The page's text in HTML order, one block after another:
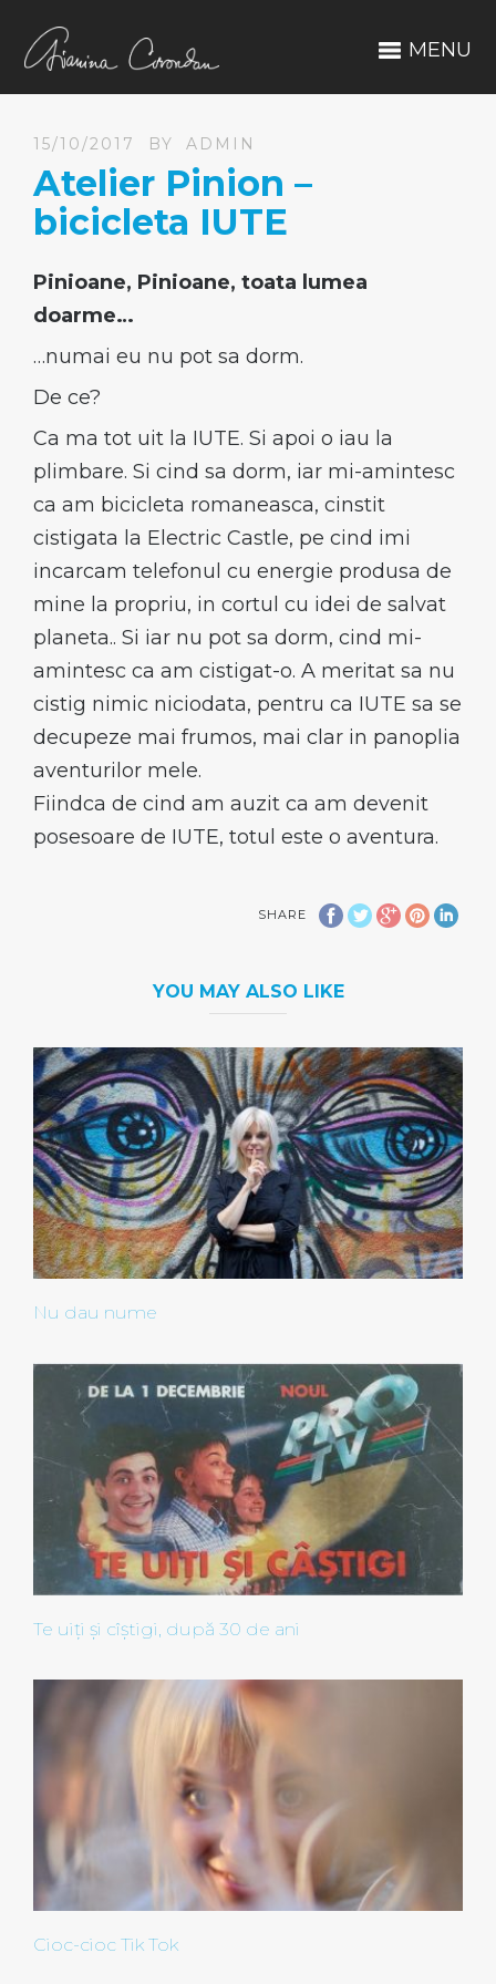
MENU
15/10/2017 BY ADMIN
Atelier Pinion –
bicicleta IUTE
Pinioane, Pinioane, toata lumea
doarme…
…numai eu nu pot sa dorm.
De ce?
Ca ma tot uit la IUTE. Si apoi o iau la
plimbare. Si cind sa dorm, iar mi-amintesc
ca am bicicleta romaneasca, cinstit
cistigata la Electric Castle, pe cind imi
incarcam telefonul cu energie produsa de
mine la propriu, in cortul cu idei de salvat
planeta.. Si iar nu pot sa dorm, cind mi-
amintesc ca am cistigat-o. A meritat sa nu
cistig nimic niciodata, pentru ca IUTE sa se
decupeze mai frumos, mai clar in panoplia
aventurilor mele.
Fiindca de cind am auzit ca am devenit
posesoare de IUTE, totul este o aventura.
SHARE
YOU MAY ALSO LIKE
Nu dau nume
Te uiți și cîștigi, după 30 de ani
Cioc-cioc Tik Tok